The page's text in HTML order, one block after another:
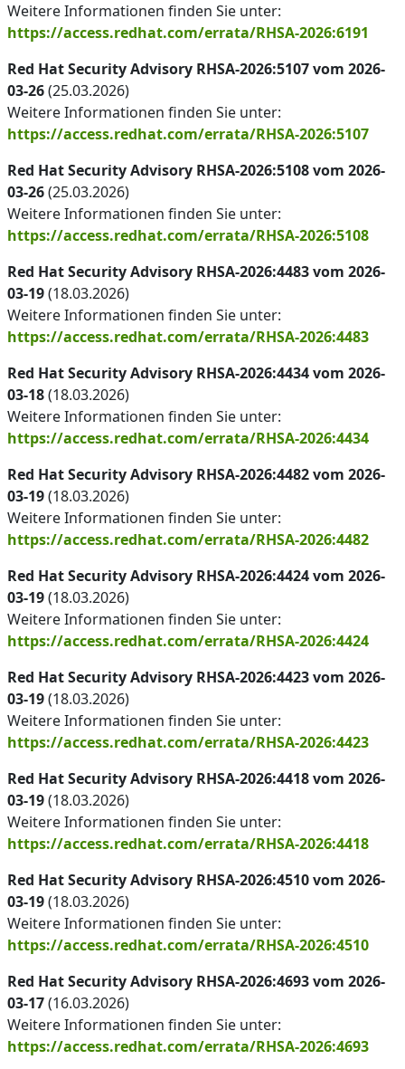
Weitere Informationen finden Sie unter:
https://access.redhat.com/errata/RHSA-2026:6191
Red Hat Security Advisory RHSA-2026:5107 vom 2026-
03-26(25.03.2026)
Weitere Informationen finden Sie unter:
https://access.redhat.com/errata/RHSA-2026:5107
Red Hat Security Advisory RHSA-2026:5108 vom 2026-
03-26(25.03.2026)
Weitere Informationen finden Sie unter:
https://access.redhat.com/errata/RHSA-2026:5108
Red Hat Security Advisory RHSA-2026:4483 vom 2026-
03-19(18.03.2026)
Weitere Informationen finden Sie unter:
https://access.redhat.com/errata/RHSA-2026:4483
Red Hat Security Advisory RHSA-2026:4434 vom 2026-
03-18(18.03.2026)
Weitere Informationen finden Sie unter:
https://access.redhat.com/errata/RHSA-2026:4434
Red Hat Security Advisory RHSA-2026:4482 vom 2026-
03-19(18.03.2026)
Weitere Informationen finden Sie unter:
https://access.redhat.com/errata/RHSA-2026:4482
Red Hat Security Advisory RHSA-2026:4424 vom 2026-
03-19(18.03.2026)
Weitere Informationen finden Sie unter:
https://access.redhat.com/errata/RHSA-2026:4424
Red Hat Security Advisory RHSA-2026:4423 vom 2026-
03-19(18.03.2026)
Weitere Informationen finden Sie unter:
https://access.redhat.com/errata/RHSA-2026:4423
Red Hat Security Advisory RHSA-2026:4418 vom 2026-
03-19(18.03.2026)
Weitere Informationen finden Sie unter:
https://access.redhat.com/errata/RHSA-2026:4418
Red Hat Security Advisory RHSA-2026:4510 vom 2026-
03-19(18.03.2026)
Weitere Informationen finden Sie unter:
https://access.redhat.com/errata/RHSA-2026:4510
Red Hat Security Advisory RHSA-2026:4693 vom 2026-
03-17(16.03.2026)
Weitere Informationen finden Sie unter:
https://access.redhat.com/errata/RHSA-2026:4693